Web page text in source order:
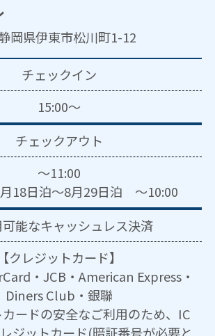
県伊東市松川町1-12
チェックイン
15:00～
チェックアウト
～11:00
18日泊～8月29日泊 ～10:00
能なキャッシュレス決済
【クレジットカード】
・JCB・American Express・
Diners Club・銀聯
ードの安全なご利用のため、IC